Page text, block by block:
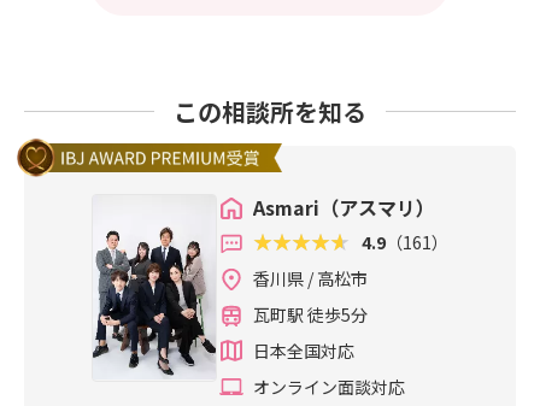
この相談所を知る
Asmari（アスマリ）
4.9 （161）
香川県 / 高松市
瓦町駅 徒歩5分
日本全国対応
オンライン面談対応